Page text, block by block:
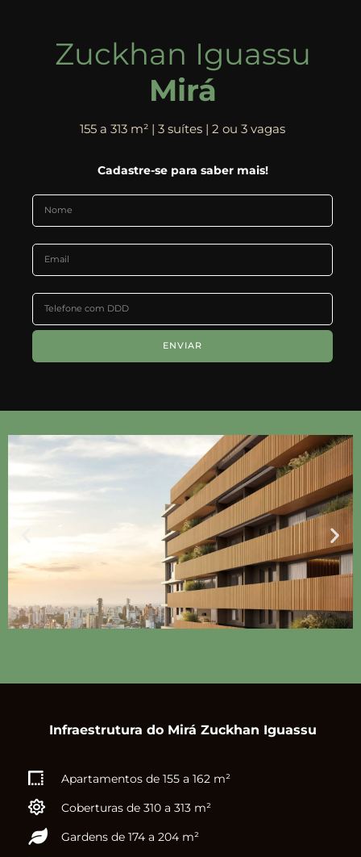
Zuckhan Iguassu
Mirá
155 a 313 m² | 3 suítes | 2 ou 3 vagas
Cadastre-se para saber mais!
ENVIAR
Infraestrutura do Mirá Zuckhan Iguassu
Apartamentos de 155 a 162 m²
Coberturas de 310 a 313 m²
Gardens de 174 a 204 m²